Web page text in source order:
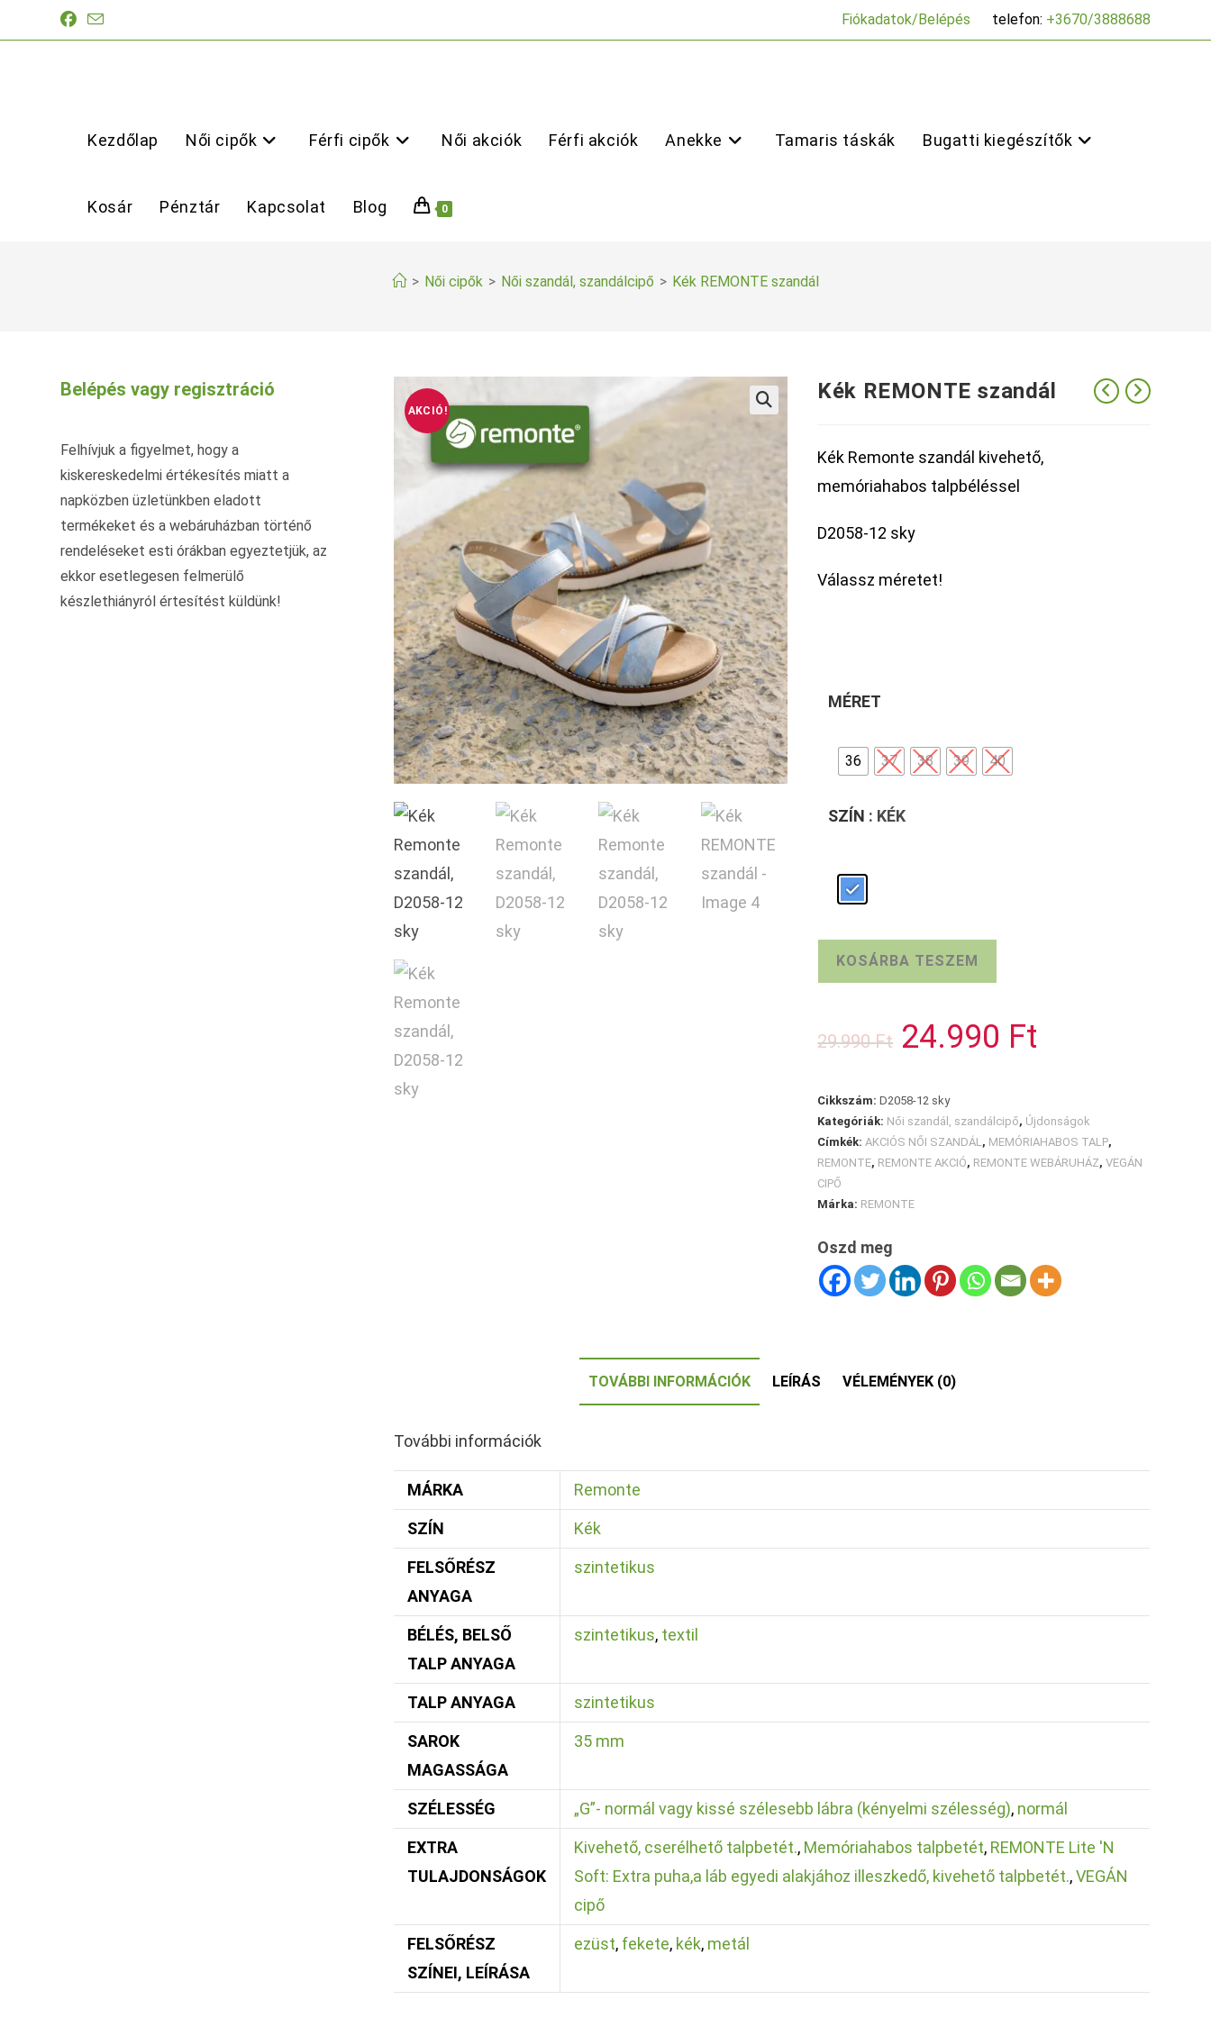
Fiókadatok/Belépés telefon: +3670/3888688
Kezdőlap Női cipők Férfi cipők Női akciók Férfi akciók Anekke Tamaris táskák Bugatti kiegészítők
Kosár Pénztár Kapcsolat Blog 0
> Női cipők > Női szandál, szandálcipő > Kék REMONTE szandál
AKCIÓ!
🔍
Kék REMONTE szandál
Kék Remonte szandál kivehető,
memóriahabos talpbéléssel
D2058-12 sky
Válassz méretet!
MÉRET
36 37 38 39 40
SZÍN : KÉK
KOSÁRBA TESZEM
29.990Ft
Original
price
was:
24.990 Ft
Cikkszám:D2058-12 sky
Kategóriák: Női szandál, szandálcipő, Újdonságok
Címkék:AKCIÓS NŐI SZANDÁL, MEMÓRIAHABOS TALP,
REMONTE, REMONTE AKCIÓ, REMONTE WEBÁRUHÁZ,VEGÁN
CIPŐ
Márka: REMONTE
Oszd meg
TOVÁBBI INFORMÁCIÓK LEÍRÁS VÉLEMÉNYEK (0)
További információk
MÁRKA Remonte
SZÍN Kék
FELSŐRÉSZ
ANYAGA
szintetikus
BÉLÉS, BELSŐ
TALP ANYAGA
szintetikus, textil
TALP ANYAGA szintetikus
SAROK
MAGASSÁGA
35 mm
SZÉLESSÉG „G”- normál vagy kissé szélesebb lábra (kényelmi szélesség), normál
EXTRA
TULAJDONSÁGOK
Kivehető, cserélhető talpbetét., Memóriahabos talpbetét, REMONTE Lite 'N
Soft: Extra puha,a láb egyedi alakjához illeszkedő, kivehető talpbetét.,VEGÁN
cipő
FELSŐRÉSZ
SZÍNEI, LEÍRÁSA
ezüst, fekete, kék, metál
Belépés vagy regisztráció
Felhívjuk a figyelmet, hogy a
kiskereskedelmi értékesítés miatt a
napközben üzletünkben eladott
termékeket és a webáruházban történő
rendeléseket esti órákban egyeztetjük, az
ekkor esetlegesen felmerülő
készlethiányról értesítést küldünk!